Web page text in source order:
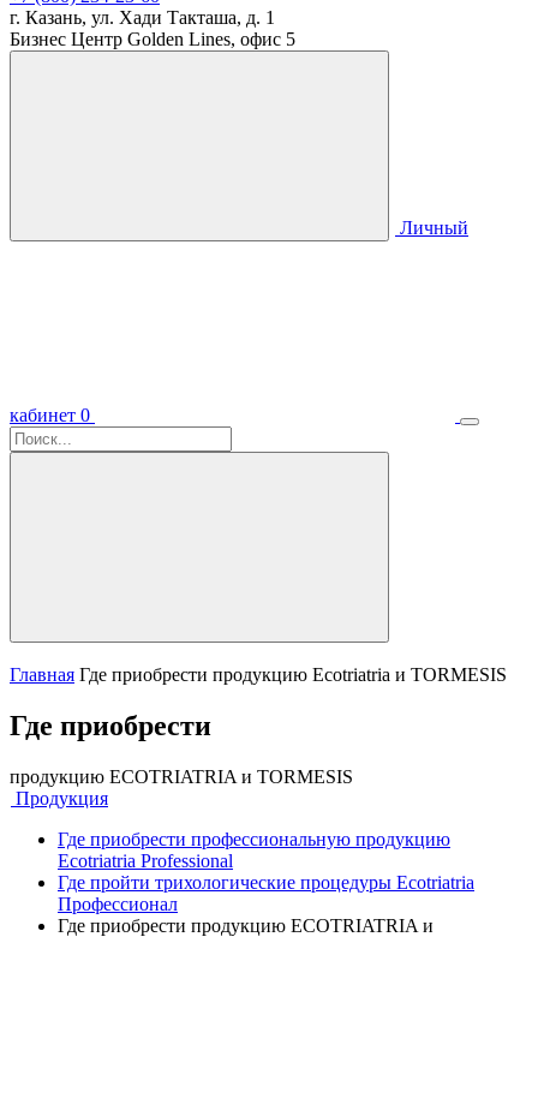
г. Казань, ул. Хади Такташа, д. 1
Бизнес Центр Golden Lines, офис 5
Личный
кабинет 0
Главная Где приобрести продукцию Ecotriatria и TORMESIS
Где приобрести
продукцию ECOTRIATRIA и TORMESIS
Продукция
Где приобрести профессиональную продукцию
Ecotriatria Professional
Где пройти трихологические процедуры Ecotriatria
Профессионал
Где приобрести продукцию ECOTRIATRIA и